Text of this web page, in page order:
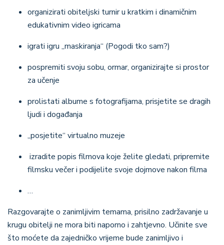
organizirati obiteljski turnir u kratkim i dinamičnim
edukativnim video igricama
igrati igru „maskiranja“ (Pogodi tko sam?)
pospremiti svoju sobu, ormar, organizirajte si prostor
za učenje
prolistati albume s fotografijama, prisjetite se dragih
ljudi i događanja
„posjetite“ virtualno muzeje
izradite popis filmova koje želite gledati, pripremite
filmsku večer i podijelite svoje dojmove nakon filma
…
Razgovarajte o zanimljivim temama, prisilno zadržavanje u
krugu obitelji ne mora biti naporno i zahtjevno. Učinite sve
što moćete da zajedničko vrijeme bude zanimljivo i